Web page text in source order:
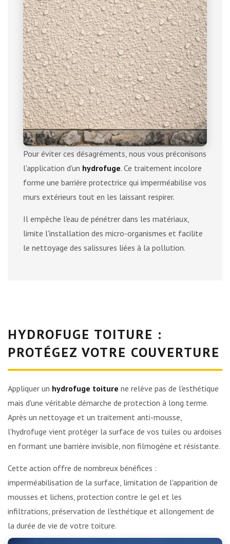
Pour éviter ces désagréments, nous vous préconisons
l'application d'un hydrofuge. Ce traitement incolore
forme une barrière protectrice qui imperméabilise vos
murs extérieurs tout en les laissant respirer.
Il empêche l'eau de pénétrer dans les matériaux,
limite l'installation des micro-organismes et facilite
le nettoyage des salissures liées à la pollution.
HYDROFUGE TOITURE :
PROTÉGEZ VOTRE COUVERTURE
Appliquer un hydrofuge toiture ne relève pas de l'esthétique
mais d'une véritable démarche de protection à long terme.
Après un nettoyage et un traitement anti-mousse,
l'hydrofuge vient protéger la surface de vos tuiles ou ardoises
en formant une barrière invisible, non filmogène et résistante.
Cette action offre de nombreux bénéfices :
imperméabilisation de la surface, limitation de l'apparition de
mousses et lichens, protection contre le gel et les
infiltrations, préservation de l'esthétique et allongement de
la durée de vie de votre toiture.